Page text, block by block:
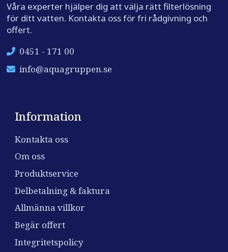
Våra experter hjälper dig att välja rätt filterlösning
för ditt vatten. Kontakta oss för fri rådgivning och
offert.
0451 - 171 00
info@aquagruppen.se
Information
Kontakta oss
Om oss
Produktservice
Delbetalning & faktura
Allmänna villkor
Begär offert
Integritetspolicy